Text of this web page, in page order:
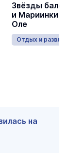
Звёзды
и Мариинки
Оле
Отдых и
на